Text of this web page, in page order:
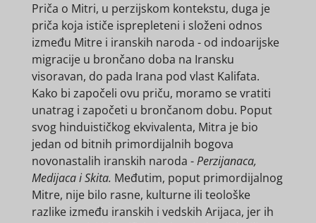
Priča o Mitri, u perzijskom kontekstu, duga je
priča koja ističe isprepleteni i složeni odnos
između Mitre i iranskih naroda - od indoarijske
migracije u brončano doba na Iransku
visoravan, do pada Irana pod vlast Kalifata.
Kako bi započeli ovu priču, moramo se vratiti
unatrag i započeti u brončanom dobu. Poput
svog hinduističkog ekvivalenta, Mitra je bio
jedan od bitnih primordijalnih bogova
novonastalih iranskih naroda -Perzijanaca,
Medijaca i Skita. Međutim, poput primordijalnog
Mitre, nije bilo rasne, kulturne ili teološke
razlike između iranskih i vedskih Arijaca, jer ih